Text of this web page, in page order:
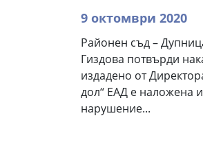
9 октомври 2020
Районен съд –
Гиздова потвърди
издадено от
дол“ ЕАД е наложена
нарушение...